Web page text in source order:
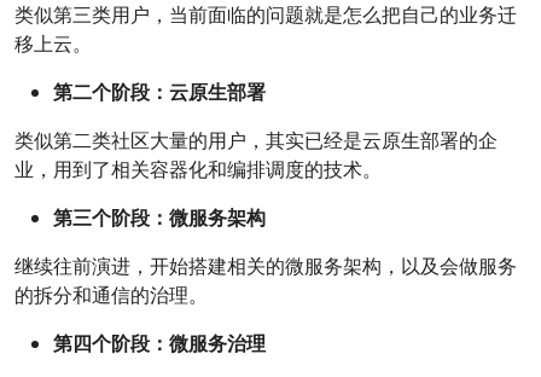
类似第三类用户，当前面临的问题就是怎么把自己的业务迁
移上云。
第二个阶段：云原生部署
类似第二类社区大量的用户，其实已经是云原生部署的企
业，用到了相关容器化和编排调度的技术。
第三个阶段：微服务架构
继续往前演进，开始搭建相关的微服务架构，以及会做服务
的拆分和通信的治理。
第四个阶段：微服务治理